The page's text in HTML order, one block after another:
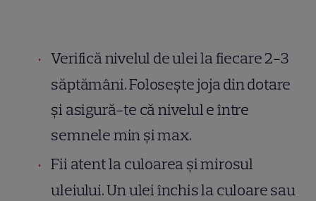
Verifică nivelul de ulei la fiecare 2-3
săptămâni. Folosește joja din dotare
și asigură-te că nivelul e între
semnele min și max.
Fii atent la culoarea și mirosul
uleiului. Un ulei închis la culoare sau